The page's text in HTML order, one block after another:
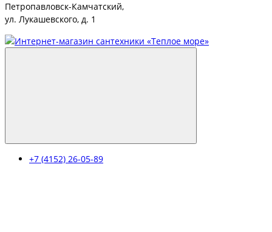
Петропавловск-Камчатский,
ул. Лукашевского, д. 1
+7 (4152) 26-05-89